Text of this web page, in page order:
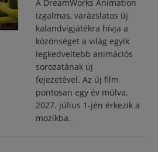
A DreamWorks Animation
izgalmas, varázslatos új
kalandvígjátékra hívja a
közönséget a világ egyik
legkedveltebb animációs
sorozatának új
fejezetével. Az új film
pontosan egy év múlva,
2027. július 1-jén érkezik a
mozikba.